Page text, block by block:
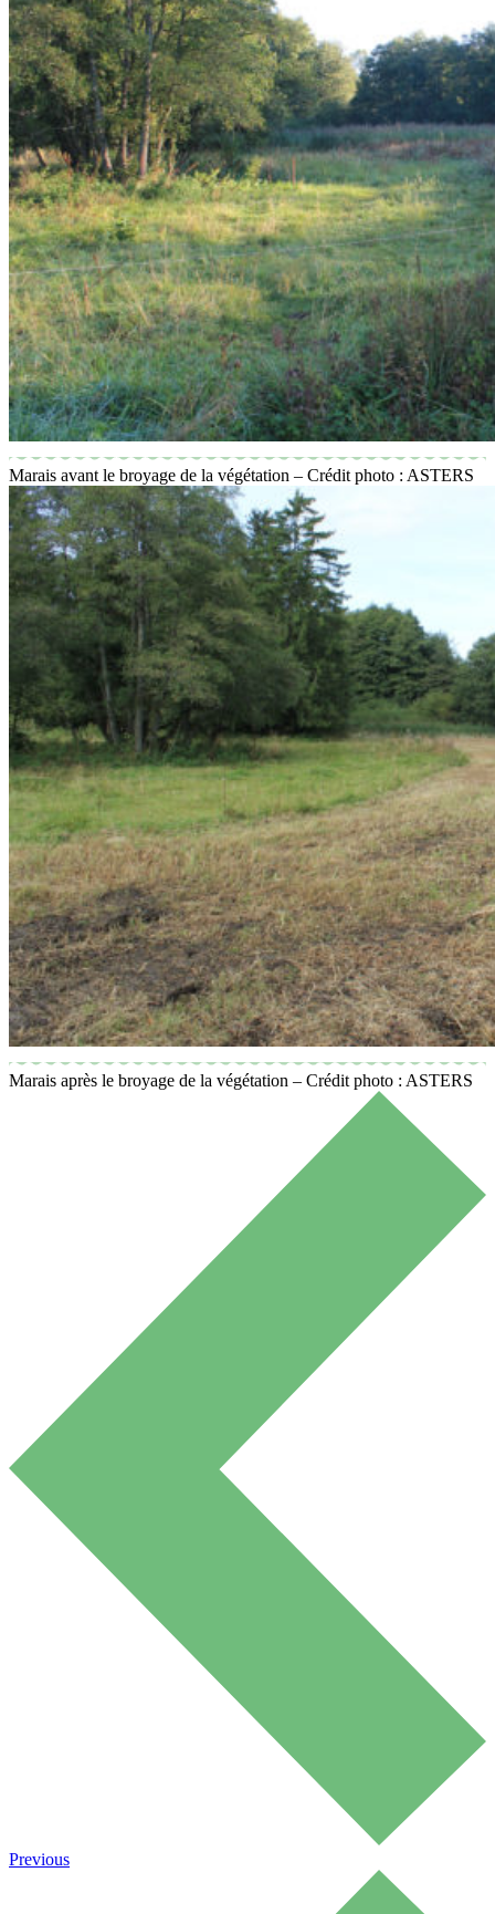
Marais avant le broyage de la végétation – Crédit photo : ASTERS
Marais après le broyage de la végétation – Crédit photo : ASTERS
Previous